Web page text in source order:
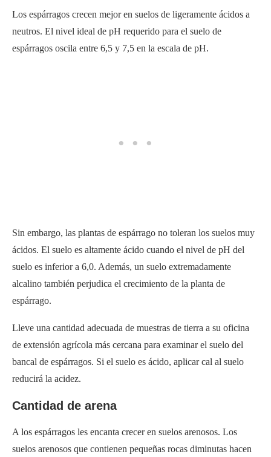
Los espárragos crecen mejor en suelos de ligeramente ácidos a
neutros. El nivel ideal de pH requerido para el suelo de
espárragos oscila entre 6,5 y 7,5 en la escala de pH.
Sin embargo, las plantas de espárrago no toleran los suelos muy
ácidos. El suelo es altamente ácido cuando el nivel de pH del
suelo es inferior a 6,0. Además, un suelo extremadamente
alcalino también perjudica el crecimiento de la planta de
espárrago.
Lleve una cantidad adecuada de muestras de tierra a su oficina
de extensión agrícola más cercana para examinar el suelo del
bancal de espárragos. Si el suelo es ácido, aplicar cal al suelo
reducirá la acidez.
Cantidad de arena
A los espárragos les encanta crecer en suelos arenosos. Los
suelos arenosos que contienen pequeñas rocas diminutas hacen